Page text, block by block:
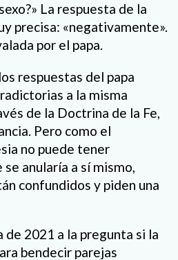
La respuesta de la
precisa: «negativamente».
por el papa.
respuestas del papa
a la misma
de la Doctrina de la Fe,
Pero como el
no puede tener
anularía a sí mismo,
confundidos y piden una
de 2021 a la pregunta si la
bendecir parejas